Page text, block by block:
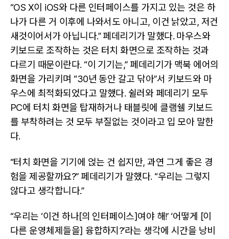
“OS X이 iOS와 다른 인터페이스를 가지고 있는 것은 하
나가 다른 거 이후에 나와서도 아니고, 이건 낡았고, 저건
새것이어서가 아닙니다.” 페데리기가 말했다. 마우스와
키보드로 조작하는 것은 터치 화면으로 조작하는 것과
다르기 때문이란다. “이 기기는,” 페데리기가 맥북 에어의
화면을 가리키며 “30년 동안 갈고 닦아”서 키보드와 마
우스에 최적화되었다고 말했다. 쉴러와 페데리기 모두
PC에 터치 화면을 탑재하거나 태블릿에 클램쉘 키보드
를 부착하려는 것 모두 부질없는 것이라고 입 모아 말한
다.
“터치 화면을 기기에 얹는 건 쉽지만, 과연 그게 좋은 경
험을 제공할까요?” 페데리기가 말했다. “우리는 그렇지
않다고 생각합니다.”
“우리는 ‘이건 하나[의 인터페이스]여야 해!’ ‘어떻게 [이
다른 운영체제들을] 융합하지?’라는 생각에 시간을 낭비